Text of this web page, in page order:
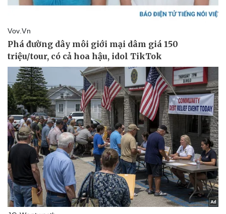
Thể thao
Bóng đá
Lịch thi đấu bóng đá
Thế giới thể thao
eSports
Hậu trường
Ô tô - Xe máy
Ô tô
Xe máy
Tư vấn